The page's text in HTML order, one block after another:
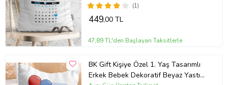
(1)
449,00 TL
47,89 TL'den Başlayan Taksitlerle
BK Gift Kişiye Özel 1. Yaş Tasarımlı
Erkek Bebek Dekoratif Beyaz Yastık